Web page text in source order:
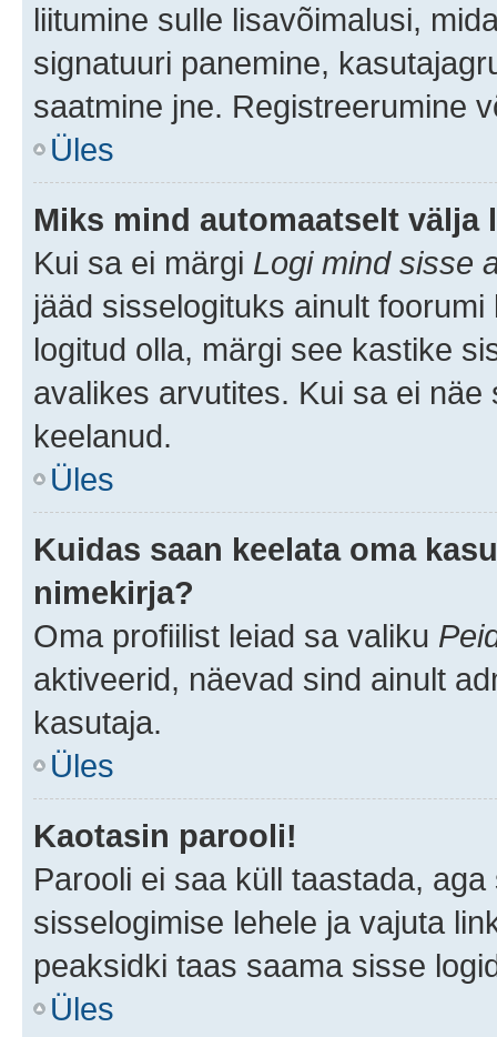
liitumine sulle lisavõimalusi,
signatuuri panemine,
saatmine jne. Registreerumine
Üles
Miks mind automaatselt välja
Kui sa ei märgi Logi mind sisse
jääd sisselogituks ainult
logitud olla, märgi see kastike
avalikes arvutites. Kui sa ei
keelanud.
Üles
Kuidas saan keelata oma
nimekirja?
Oma profiilist leiad sa valiku
aktiveerid, näevad sind ainult
kasutaja.
Üles
Kaotasin parooli!
Parooli ei saa küll taastada,
sisselogimise lehele ja vajuta
peaksidki taas saama sisse
Üles